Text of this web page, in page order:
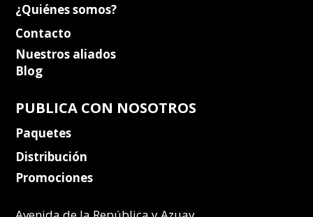
¿Quiénes somos?
Contacto
Nuestros aliados
Blog
PUBLICA CON NOSOTROS
Paquetes
Distribución
Promociones